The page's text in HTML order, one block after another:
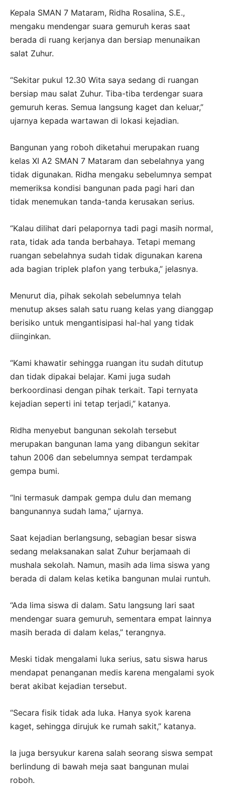
Kepala SMAN 7 Mataram, Ridha Rosalina, S.E.,
mengaku mendengar suara gemuruh keras saat
berada di ruang kerjanya dan bersiap menunaikan
salat Zuhur.
“Sekitar pukul 12.30 Wita saya sedang di ruangan
bersiap mau salat Zuhur. Tiba-tiba terdengar suara
gemuruh keras. Semua langsung kaget dan keluar,”
ujarnya kepada wartawan di lokasi kejadian.
Bangunan yang roboh diketahui merupakan ruang
kelas XI A2 SMAN 7 Mataram dan sebelahnya yang
tidak digunakan. Ridha mengaku sebelumnya sempat
memeriksa kondisi bangunan pada pagi hari dan
tidak menemukan tanda-tanda kerusakan serius.
“Kalau dilihat dari pelapornya tadi pagi masih normal,
rata, tidak ada tanda berbahaya. Tetapi memang
ruangan sebelahnya sudah tidak digunakan karena
ada bagian triplek plafon yang terbuka,” jelasnya.
Menurut dia, pihak sekolah sebelumnya telah
menutup akses salah satu ruang kelas yang dianggap
berisiko untuk mengantisipasi hal-hal yang tidak
diinginkan.
“Kami khawatir sehingga ruangan itu sudah ditutup
dan tidak dipakai belajar. Kami juga sudah
berkoordinasi dengan pihak terkait. Tapi ternyata
kejadian seperti ini tetap terjadi,” katanya.
Ridha menyebut bangunan sekolah tersebut
merupakan bangunan lama yang dibangun sekitar
tahun 2006 dan sebelumnya sempat terdampak
gempa bumi.
“Ini termasuk dampak gempa dulu dan memang
bangunannya sudah lama,” ujarnya.
Saat kejadian berlangsung, sebagian besar siswa
sedang melaksanakan salat Zuhur berjamaah di
mushala sekolah. Namun, masih ada lima siswa yang
berada di dalam kelas ketika bangunan mulai runtuh.
“Ada lima siswa di dalam. Satu langsung lari saat
mendengar suara gemuruh, sementara empat lainnya
masih berada di dalam kelas,” terangnya.
Meski tidak mengalami luka serius, satu siswa harus
mendapat penanganan medis karena mengalami syok
berat akibat kejadian tersebut.
“Secara fisik tidak ada luka. Hanya syok karena
kaget, sehingga dirujuk ke rumah sakit,” katanya.
Ia juga bersyukur karena salah seorang siswa sempat
berlindung di bawah meja saat bangunan mulai
roboh.